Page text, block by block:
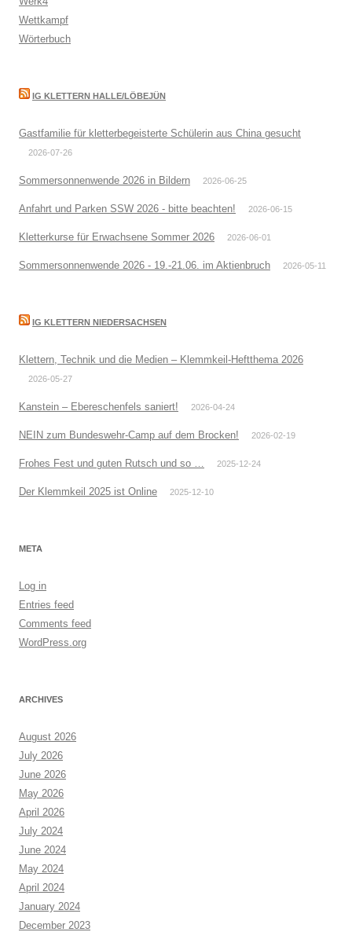
Wettkampf
Wörterbuch
IG KLETTERN HALLE/LÖBEJÜN
Gastfamilie für kletterbegeisterte Schülerin aus China gesucht
2026-07-26
Sommersonnenwende 2026 in Bildern 2026-06-25
Anfahrt und Parken SSW 2026 - bitte beachten! 2026-06-15
Kletterkurse für Erwachsene Sommer 2026 2026-06-01
Sommersonnenwende 2026 - 19.-21.06. im Aktienbruch 2026-05-11
IG KLETTERN NIEDERSACHSEN
Klettern, Technik und die Medien – Klemmkeil-Heftthema 2026
2026-05-27
Kanstein – Ebereschenfels saniert! 2026-04-24
NEIN zum Bundeswehr-Camp auf dem Brocken! 2026-02-19
Frohes Fest und guten Rutsch und so … 2025-12-24
Der Klemmkeil 2025 ist Online 2025-12-10
META
Log in
Entries feed
Comments feed
WordPress.org
ARCHIVES
August 2026
July 2026
June 2026
May 2026
April 2026
July 2024
June 2024
May 2024
April 2024
January 2024
December 2023